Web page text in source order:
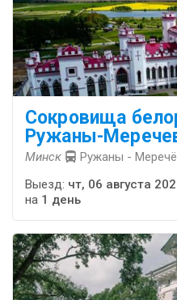
Сокровища
Ружаны-
Минск Ружаны -
Выезд: чт, 06 августа
на 1 день